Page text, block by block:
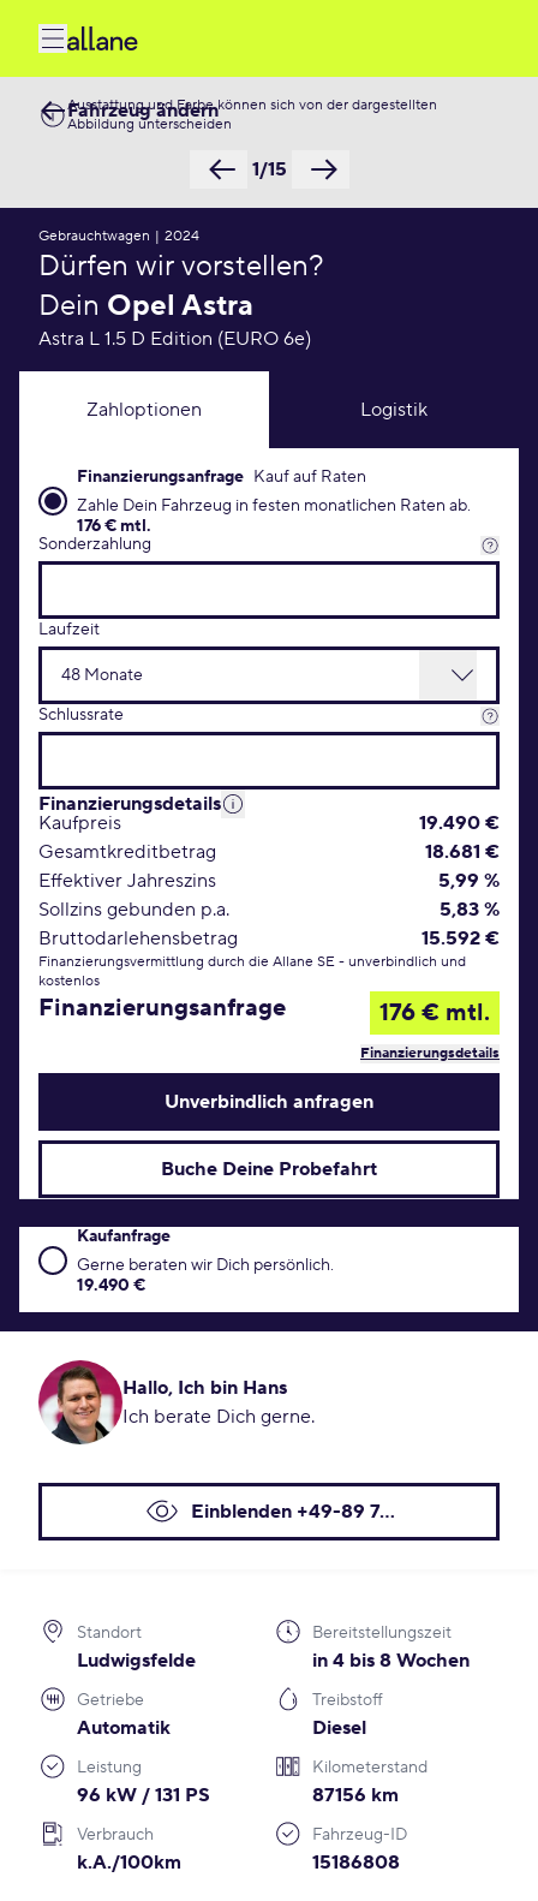
Ausstattung und Farbe können sich von der dargestellten
Abbildung unterscheiden
1/15
Fahrzeug ändern
Gebrauchtwagen | 2024
Dürfen wir vorstellen?
Dein Opel Astra
Astra L 1.5 D Edition (EURO 6e)
Zahloptionen Logistik
Finanzierungsanfrage Konditionen
Finanzierungsanfrage Kauf auf Raten
Zahle Dein Fahrzeug in festen monatlichen Raten ab.
176 € mtl.
Sonderzahlung
Laufzeit
Schlussrate
Finanzierungsdetails
Kaufpreis
19.490 €
Gesamtkreditbetrag
18.681 €
Effektiver Jahreszins
5,99 %
Sollzins gebunden p.a.
5,83 %
Bruttodarlehensbetrag
15.592 €
Finanzierungsvermittlung durch die Allane SE - unverbindlich und
kostenlos
Finanzierungsanfrage 176 € mtl.
Finanzierungsdetails
Unverbindlich anfragen
Buche Deine Probefahrt
Kaufanfrage Konditionen
Kaufanfrage
Gerne beraten wir Dich persönlich.
19.490 €
Hallo, Ich bin Hans
Ich berate Dich gerne.
Einblenden +49-89 7...
Standort
Ludwigsfelde
Bereitstellungszeit
in 4 bis 8 Wochen
Getriebe
Automatik
Treibstoff
Diesel
Leistung
96 kW / 131 PS
Kilometerstand
87156 km
Verbrauch
k.A./100km
Fahrzeug-ID
15186808